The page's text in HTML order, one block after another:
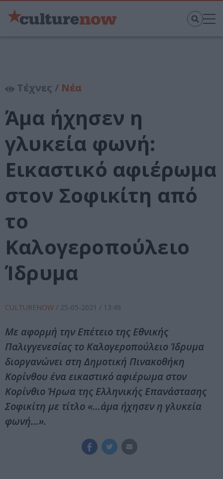
Τέχνες / Νέα
Άμα ήχησεν η
γλυκεία φωνή:
Εικαστικό αφιέρωμα
στον Σοφικίτη από
το
Καλογεροπούλειο
Ίδρυμα
CULTURENOW / 25-05-2021 / 13:49
Με αφορμή την Επέτειο της Εθνικής
Παλιγγενεσίας το Καλογεροπούλειο Ίδρυμα
διοργανώνει στη Δημοτική Πινακοθήκη
Κορίνθου ένα εικαστικό αφιέρωμα στον
Κορίνθιο Ήρωα της Ελληνικής Επανάστασης
Σοφικίτη με τίτλο «…άμα ήχησεν η γλυκεία
φωνή…».